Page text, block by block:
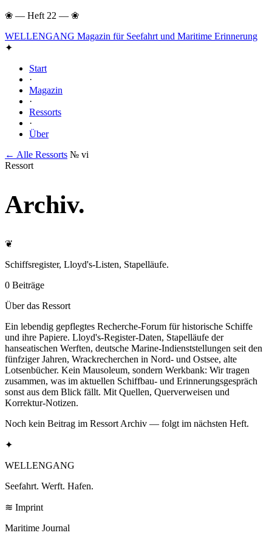
❀ — Heft 22 — ❀
WELLENGANG Magazin für Seefahrt und Maritime Erinnerung
✦
Start
·
Magazin
·
Ressorts
·
Über
← Alle Ressorts № vi
Ressort
Archiv.
❦
Schiffsregister, Lloyd's-Listen, Stapelläufe.
0 Beiträge
Über das Ressort
Ein lebendig gepflegtes Recherche-Forum für historische Schiffe
und ihre Papiere. Lloyd's-Register-Daten, Stapelläufe der
hanseatischen Werften, deutsche Marine-Indienststellungen seit den
fünfziger Jahren, Wrackrecherchen in Nord- und Ostsee, alte
Lotsenbücher. Kein Mausoleum, sondern Werkbank: Wir tragen
zusammen, was im aktuellen Schiffbau- und Erinnerungsgespräch
sonst aus dem Blick fällt. Mit Quellen, Querverweisen und
Korrektur-Notizen.
Noch kein Beitrag im Ressort Archiv — folgt im nächsten Heft.
✦
WELLENGANG
Seefahrt. Werft. Hafen.
≋ Imprint
Maritime Journal